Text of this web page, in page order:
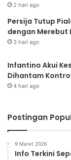
2 hari ago
Persija Tutup
dengan Merebut
3 hari ago
Infantino Akui
Dihantam
4 hari ago
Postingan
9 Maret 2026
Info Terkini